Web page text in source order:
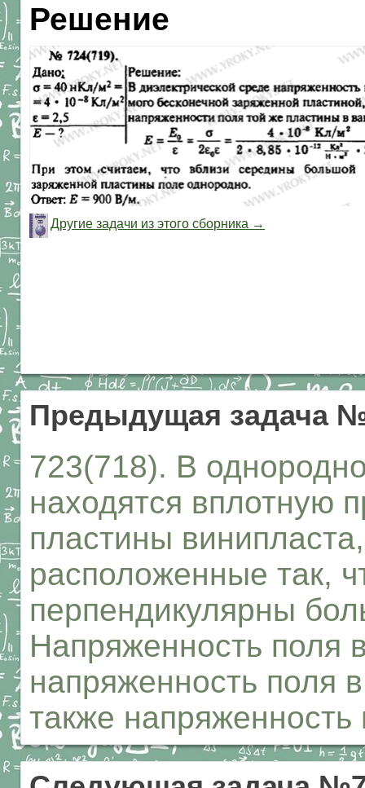
Решение
Другие задачи из этого сборника →
Предыдущая задача
723(718). В
находятся вплотную
пластины
расположенные так,
перпендикулярны
Напряженность поля
напряженность поля
также